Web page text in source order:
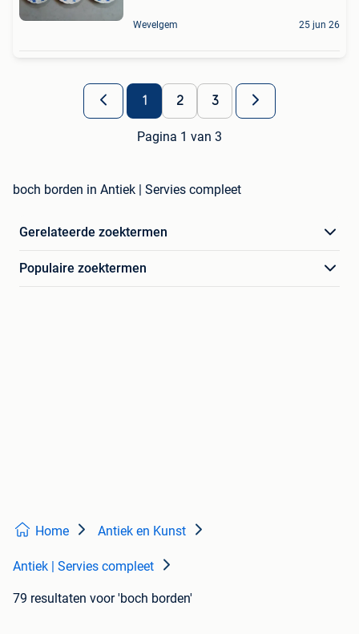
Wevelgem 25 jun 26
1 2 3
Pagina 1 van 3
boch borden in Antiek | Servies compleet
Gerelateerde zoektermen
Populaire zoektermen
Home Antiek en Kunst
Antiek | Servies compleet
79 resultaten voor 'boch borden'